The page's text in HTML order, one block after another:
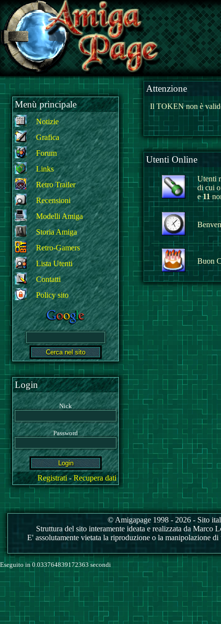
Menù principale
Notizie
Grafica
Forum
Links
Retro Trailer
Recensioni
Modelli Amiga
Storia Amiga
Retro-Gamers
Lista Utenti
Contatti
Policy sito
Login
Nick
Password
Registrati-Recupera dati
Attenzione
Il TOKEN non è
Utenti Online
Utenti
di cui
e11
Buon
© Amigapage 1998 - 2026 - Sito
Struttura del sito interamente ideata e realizzata da
E' assolutamente vietata la riproduzione o la manipolazione
Eseguito in 0.033764839172363 secondi